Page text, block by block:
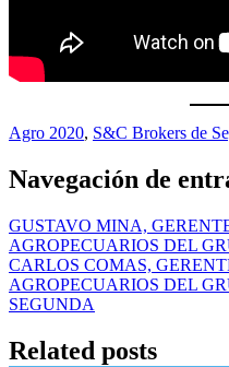
Agro 2020, S&C Brokers de
Navegación de
GUSTAVO MINA,
AGROPECUARIOS DEL
CARLOS COMAS,
AGROPECUARIOS DEL
SEGUNDA
Related posts